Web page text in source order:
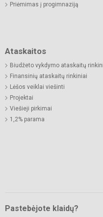
Priėmimas į progimnaziją
Ataskaitos
Biudžeto vykdymo ataskaitų
Finansinių ataskaitų rinkiniai
Lėšos veiklai viešinti
Projektai
Viešieji pirkimai
1,2% parama
Pastebėjote klaidų?